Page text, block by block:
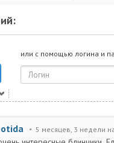
или с помощью логина и
5 месяцев, 3 недели